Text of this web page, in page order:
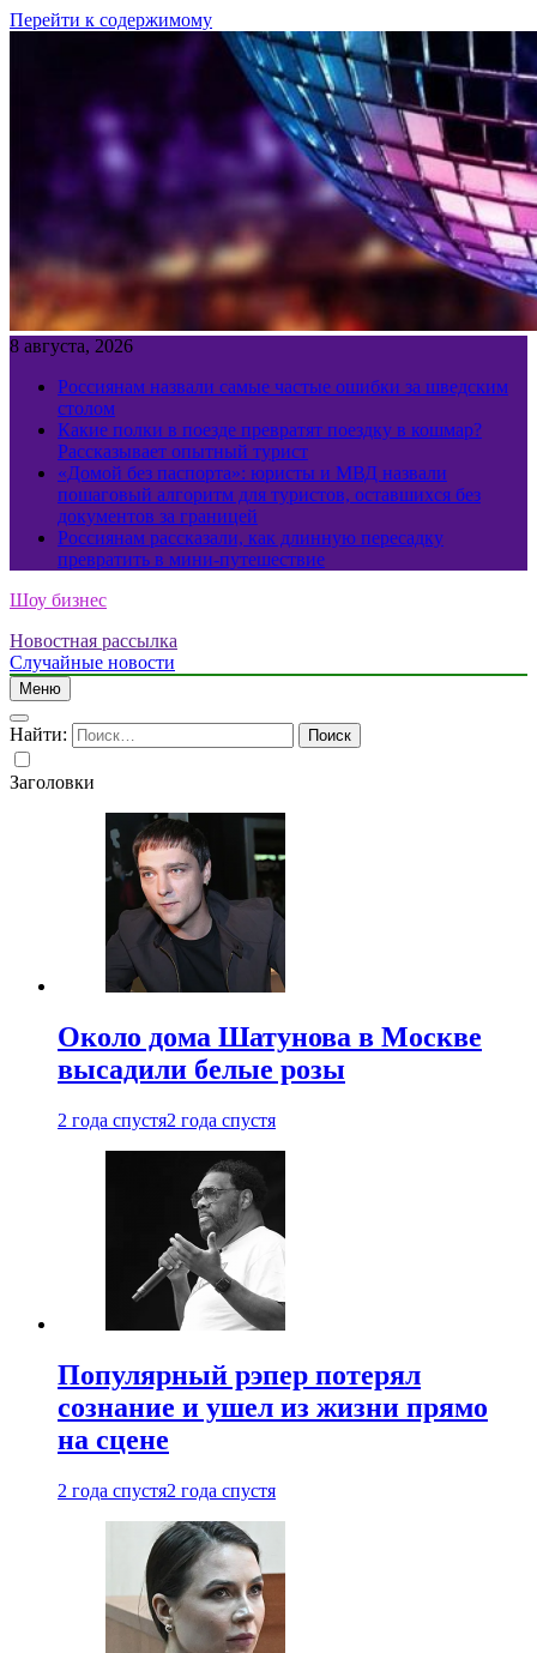
Перейти к содержимому
8 августа, 2026
Россиянам назвали самые частые ошибки за шведским
столом
Какие полки в поезде превратят поездку в кошмар?
Рассказывает опытный турист
«Домой без паспорта»: юристы и МВД назвали
пошаговый алгоритм для туристов, оставшихся без
документов за границей
Россиянам рассказали, как длинную пересадку
превратить в мини-путешествие
Шоу бизнес
Новостная рассылка
Случайные новости
Меню
Найти:
Заголовки
Около дома Шатунова в Москве
высадили белые розы
2 года спустя2 года спустя
Популярный рэпер потерял
сознание и ушел из жизни прямо
на сцене
2 года спустя2 года спустя